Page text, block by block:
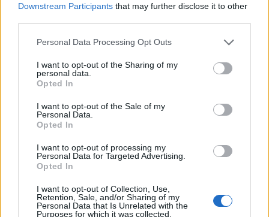
Downstream Participants that may further disclose it to other
Please note that this website/app uses one or more Google
not limited to your visit or usage behaviour. You may click to
grant or deny consent to Google and its third-party tags to
use your data for below specified purposes in below Google
consent section.
Personal Data Processing Opt Outs
I want to opt-out of the Sharing of my
personal data.
Opted In
I want to opt-out of the Sale of my
Personal Data.
Opted In
I want to opt-out of processing my
Personal Data for Targeted Advertising.
Opted In
I want to opt-out of Collection, Use,
Retention, Sale, and/or Sharing of my
Personal Data that Is Unrelated with the
Purposes for which it was collected.
Az előadás hátteréről:
A Transparency International és a 444.hu Lobbizz
velünk címmel írt ki pályázatot tavaly állampolgárok
lobbizással kapcsolatos fiktív és/vagy valós
érkezett be, ezeken alapul az új TÁP előadás.
Különös, de a győztes írások épp megtörtént